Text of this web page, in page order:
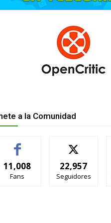
a la Comunidad
11,008
Fans
22,957
Seguidores